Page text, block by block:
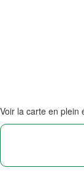
Voir la carte en plein